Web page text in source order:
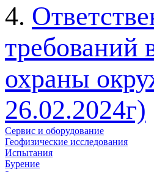
4.
требований
охраны
26.02.2024г)
Сервис и оборудование
Геофизические исследования
Испытания
Бурение